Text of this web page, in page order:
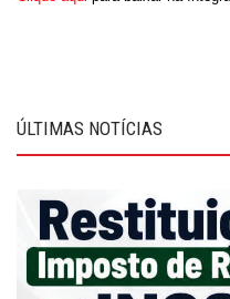
ÚLTIMAS NOTÍCIAS